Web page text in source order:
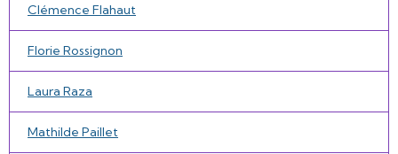
Clémence Flahaut
Florie Rossignon
Laura Raza
Mathilde Paillet